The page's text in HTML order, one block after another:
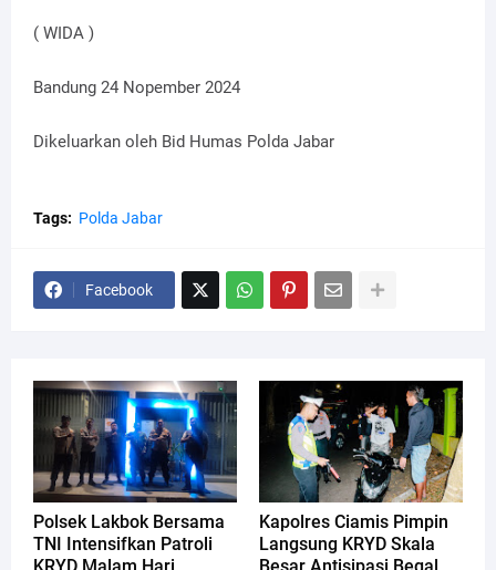
( WIDA )
Bandung 24 Nopember 2024
Dikeluarkan oleh Bid Humas Polda Jabar
Tags: Polda Jabar
Facebook
Polsek Lakbok Bersama
TNI Intensifkan Patroli
Kapolres Ciamis Pimpin
Langsung KRYD Skala